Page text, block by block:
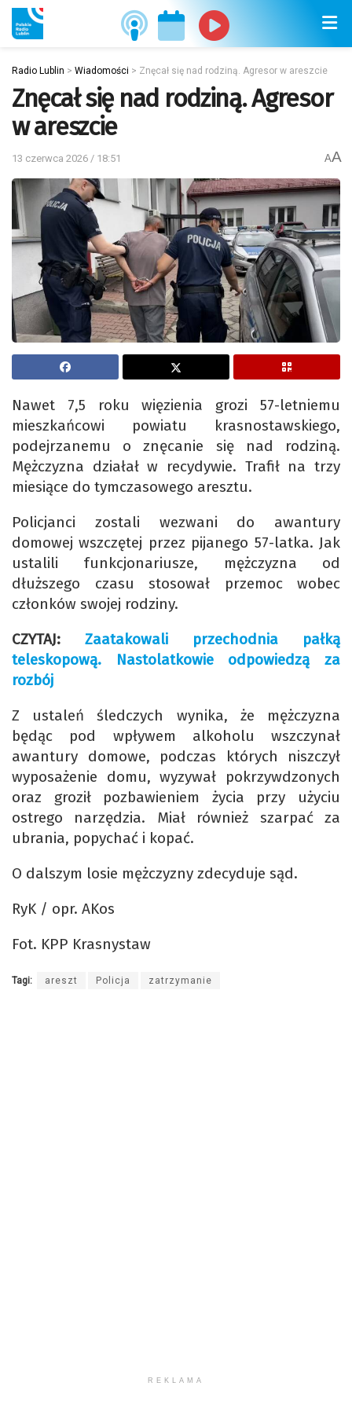
Radio Lublin > Wiadomości > Znęcał się nad rodziną. Agresor w areszcie
Znęcał się nad rodziną. Agresor
w areszcie
13 czerwca 2026 / 18:51 AA
Nawet 7,5 roku więzienia grozi 57-letniemu
mieszkańcowi powiatu krasnostawskiego,
podejrzanemu o znęcanie się nad rodziną.
Mężczyzna działał w recydywie. Trafił na trzy
miesiące do tymczasowego aresztu.
Policjanci zostali wezwani do awantury
domowej wszczętej przez pijanego 57-latka. Jak
ustalili funkcjonariusze, mężczyzna od
dłuższego czasu stosował przemoc wobec
członków swojej rodziny.
CZYTAJ: Zaatakowali przechodnia pałką
teleskopową. Nastolatkowie odpowiedzą za
rozbój
Z ustaleń śledczych wynika, że mężczyzna
będąc pod wpływem alkoholu wszczynał
awantury domowe, podczas których niszczył
wyposażenie domu, wyzywał pokrzywdzonych
oraz groził pozbawieniem życia przy użyciu
ostrego narzędzia. Miał również szarpać za
ubrania, popychać i kopać.
O dalszym losie mężczyzny zdecyduje sąd.
RyK / opr. AKos
Fot. KPP Krasnystaw
Tagi: areszt Policja zatrzymanie
REKLAMA